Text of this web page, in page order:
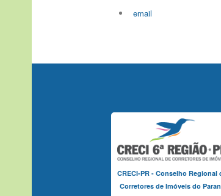
email
CRECI-PR - Conselho Regional
Corretores de Imóveis do